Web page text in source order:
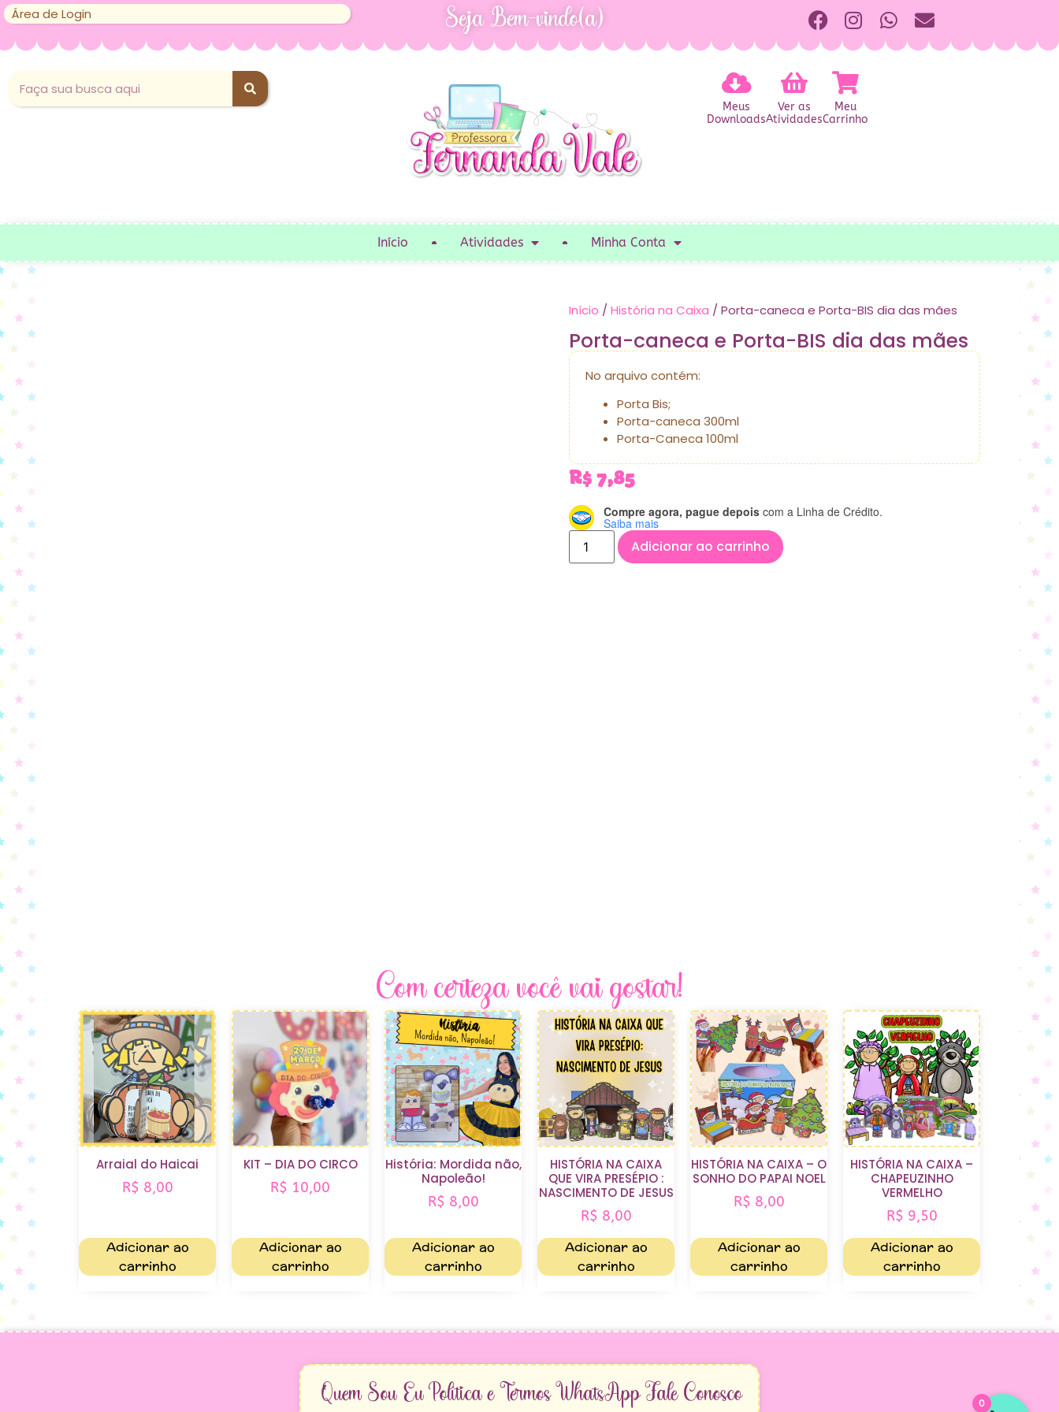
Área de Login Seja Bem-vindo(a)
Meus
Downloads
Ver as
Atividades
Meu
Carrinho
Início Atividades Minha Conta
Início / História na Caixa / Porta-caneca e Porta-BIS dia das mães
Porta-caneca e Porta-BIS dia das mães
No arquivo contém:
Porta Bis;
Porta-caneca 300ml
Porta-Caneca 100ml
R$ 7,85
Compre agora, pague depois com a Linha de Crédito.
Saiba mais
Adicionar ao carrinho
Com certeza você vai gostar!
Arraial do Haicai
R$ 8,00
Adicionar ao
carrinho
KIT – DIA DO CIRCO
R$ 10,00
Adicionar ao
carrinho
História: Mordida não,
Napoleão!
R$ 8,00
Adicionar ao
carrinho
HISTÓRIA NA CAIXA
QUE VIRA PRESÉPIO :
NASCIMENTO DE JESUS
R$ 8,00
Adicionar ao
carrinho
HISTÓRIA NA CAIXA – O
SONHO DO PAPAI NOEL
R$ 8,00
Adicionar ao
carrinho
HISTÓRIA NA CAIXA –
CHAPEUZINHO
VERMELHO
R$ 9,50
Adicionar ao
carrinho
Quem Sou EuPolítica e TermosWhatsAppFale Conosco 0